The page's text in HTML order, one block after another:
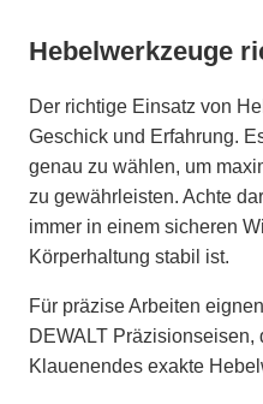
Hebelwerkzeuge
Der richtige Einsatz von
Geschick und Erfahrung.
genau zu wählen, um
zu gewährleisten. Achte
immer in einem sicheren
Körperhaltung stabil ist.
Für präzise Arbeiten
DEWALT Präzisionseisen,
Klauenendes exakte